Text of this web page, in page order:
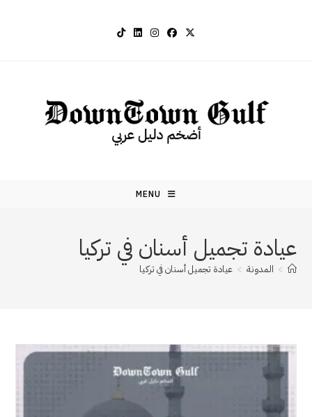
MENU
عيادة تجميل أسنان في تركيا
> المدونة > عيادة تجميل أسنان في تركيا